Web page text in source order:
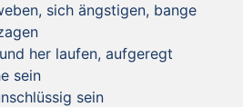
sich ängstigen, bange
her laufen, aufgeregt
sein
sein